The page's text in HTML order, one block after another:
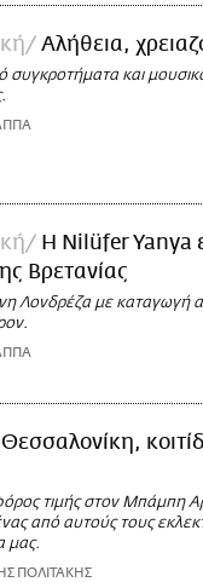
Αλήθεια,
συγκροτήματα και
Η Nilüfer Yanya
Βρετανίας
Λονδρέζα με καταγωγή
Θεσσαλονίκη,
τιμής στον Μπάμπη
από αυτούς τους
μας.
ΠΟΛΙΤΑΚΗΣ